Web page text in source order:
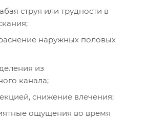
струя или трудности в
наружных половых
из
канала;
снижение влечения;
ощущения во время